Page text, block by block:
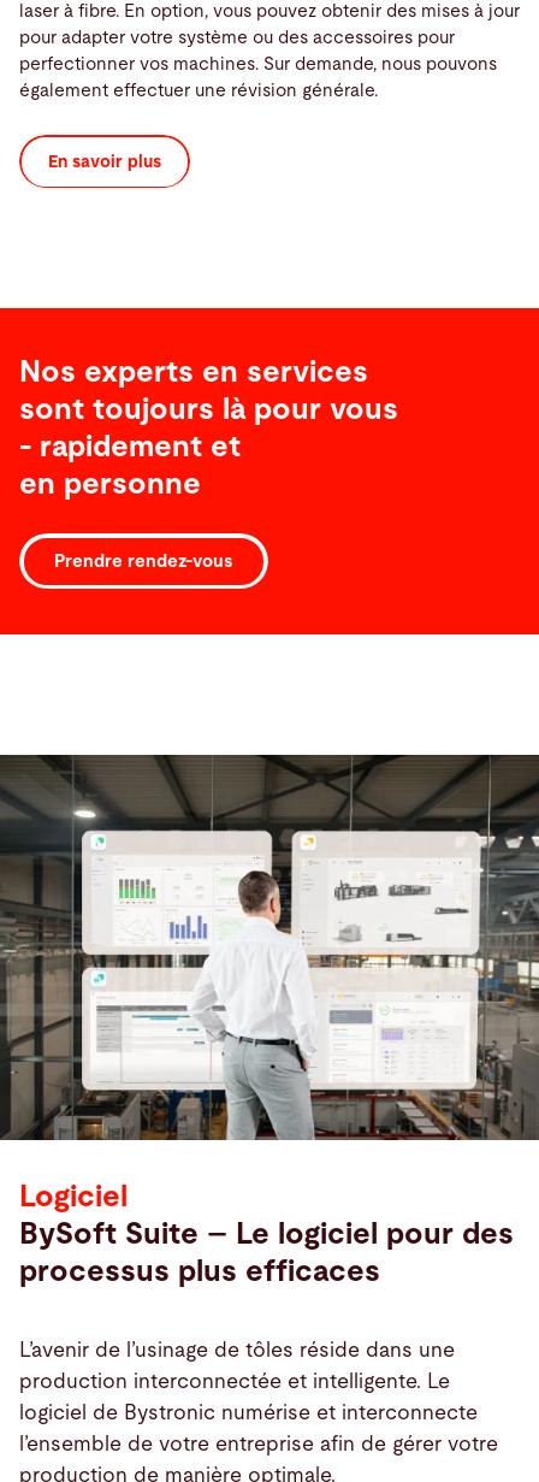
laser à fibre. En option, vous pouvez obtenir des mises à jour
pour adapter votre système ou des accessoires pour
perfectionner vos machines. Sur demande, nous pouvons
également effectuer une révision générale.
En savoir plus
Nos experts en services
sont toujours là pour vous
- rapidement et
en personne
Prendre rendez-vous
Logiciel
BySoft Suite – Le logiciel pour des
processus plus efficaces
L’avenir de l’usinage de tôles réside dans une
production interconnectée et intelligente. Le
logiciel de Bystronic numérise et interconnecte
l’ensemble de votre entreprise afin de gérer votre
production de manière optimale.